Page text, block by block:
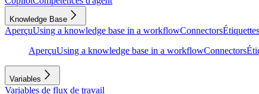
Knowledge Base
AperçuUsing a knowledge base in a workflowConnectors
AperçuUsing a knowledge base in a workflowConnectors
Variables
Variables de flux de travail